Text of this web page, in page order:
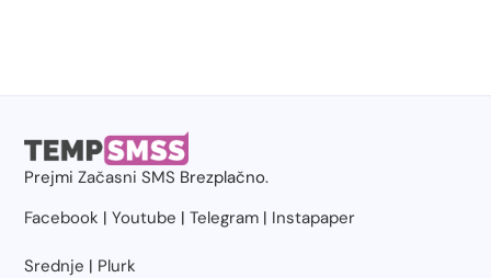
PrejmiZačasni SMS Brezplačno.
Facebook |Youtube |Telegram | Instapaper
Srednje | Plurk